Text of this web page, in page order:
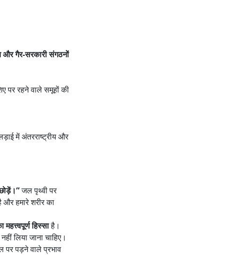
और गैर-सरकारी संगठनों
पर रहने वाले समूहों की
में अंतरराष्ट्रीय और
जल पृथ्वी पर
हमारे शरीर का
हिस्साहै।
लिया जाना चाहिए।
पर पड़ने वाले प्रभाव